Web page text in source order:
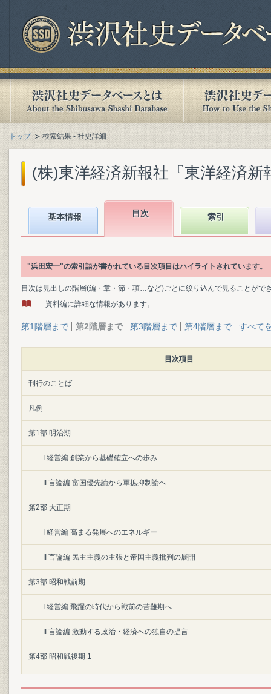
トップ 検索結果 - 社史詳細
(株)東洋経済新報社『東洋経済新
基本情報 目次 索引
"浜田宏一"の索引語が書かれている目次項目はハイライトされています。
目次は見出しの階層(編・章・節・項…など)ごとに絞り込んで見ることがで
… 資料編に詳細な情報があります。
第1階層まで 第2階層まで 第3階層まで 第4階層まで すべて
目次項目
刊行のことば
凡例
第1部 明治期
I 経営編 創業から基礎確立への歩み
II 言論編 富国優先論から軍拡抑制論へ
第2部 大正期
I 経営編 高まる発展へのエネルギー
II 言論編 民主主義の主張と帝国主義批判の展開
第3部 昭和戦前期
I 経営編 飛躍の時代から戦前の苦難期へ
II 言論編 激動する政治・経済への独自の提言
第4部 昭和戦後期 1